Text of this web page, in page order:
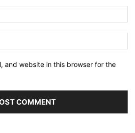
and website in this browser for the